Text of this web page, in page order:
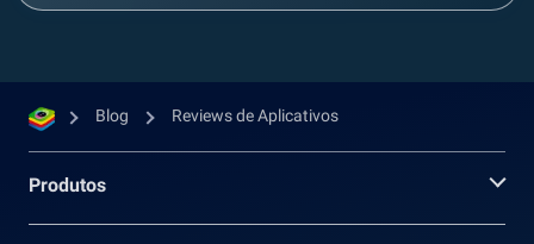
Blog Reviews de Aplicativos
Produtos